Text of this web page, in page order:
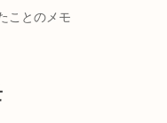
ことのメモ